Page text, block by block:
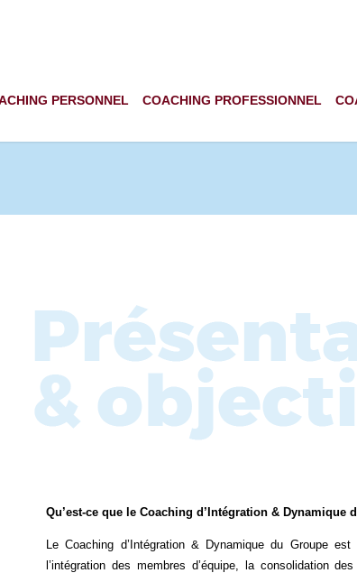
PERSONNEL COACHING PROFESSIONNEL
Qu’est-ce que le Coaching d’Intégration & Dynamique
Le Coaching d’Intégration & Dynamique du Groupe
l’intégration des membres d’équipe, la consolidation